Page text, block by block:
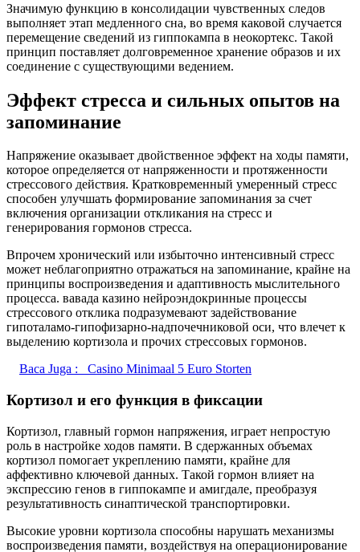
Значимую функцию в консолидации чувственных следов
выполняет этап медленного сна, во время каковой случается
перемещение сведений из гиппокампа в неокортекс. Такой
принцип поставляет долговременное хранение образов и их
соединение с существующими ведением.
Эффект стресса и сильных опытов на
запоминание
Напряжение оказывает двойственное эффект на ходы памяти,
которое определяется от напряженности и протяженности
стрессового действия. Кратковременный умеренный стресс
способен улучшать формирование запоминания за счет
включения организации откликания на стресс и
генерирования гормонов стресса.
Впрочем хронический или избыточно интенсивный стресс
может неблагоприятно отражаться на запоминание, крайне на
принципы воспроизведения и адаптивность мыслительного
процесса. вавада казино нейроэндокринные процессы
стрессового отклика подразумевают задействование
гипоталамо-гипофизарно-надпочечниковой оси, что влечет к
выделению кортизола и прочих стрессовых гормонов.
Baca Juga :
Casino Minimaal 5 Euro Storten
Кортизол и его функция в фиксации
Кортизол, главный гормон напряжения, играет непростую
роль в настройке ходов памяти. В сдержанных объемах
кортизол помогает укреплению памяти, крайне для
аффективно ключевой данных. Такой гормон влияет на
экспрессию генов в гиппокампе и амигдале, преобразуя
результативность синаптической транспортировки.
Высокие уровни кортизола способны нарушать механизмы
воспроизведения памяти, воздействуя на операционирование